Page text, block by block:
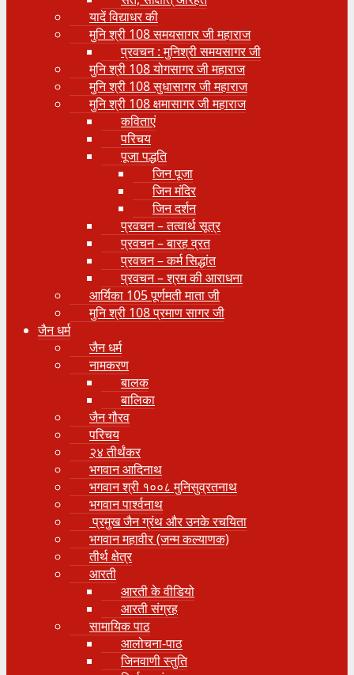
यादें विद्याधर की
मुनि श्री 108 समयसागर जी महाराज
प्रवचन : मुनिश्री समयसागर जी
मुनि श्री 108 योगसागर जी महाराज
मुनि श्री 108 सुधासागर जी महाराज
मुनि श्री 108 क्षमासागर जी महाराज
कविताएं
परिचय
पूजा पद्धति
जिन पूजा
जिन मंदिर
जिन दर्शन
प्रवचन – तत्वार्थ सूत्र
प्रवचन – बारह व्रत
प्रवचन – कर्म सिद्धांत
प्रवचन – श्रम की आराधना
आर्यिका 105 पूर्णमती माता जी
मुनि श्री 108 प्रमाण सागर जी
जैन धर्म
जैन धर्म
नामकरण
बालक
बालिका
जैन गौरव
परिचय
२४ तीर्थंकर
भगवान आदिनाथ
भगवान श्री १००८ मुनिसुव्रतनाथ
भगवान पार्श्वनाथ
प्रमुख जैन ग्रंथ और उनके रचयिता
भगवान महावीर (जन्म कल्याणक)
तीर्थ क्षेत्र
आरती
आरती के वीडियो
आरती संग्रह
सामायिक पाठ
आलोचना-पाठ
जिनवाणी स्तुति